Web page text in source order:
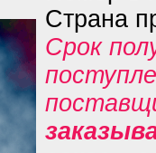
Страна
Срок